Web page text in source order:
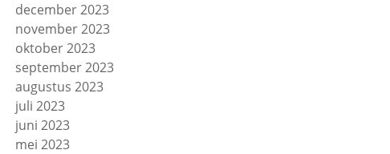
december 2023
november 2023
oktober 2023
september 2023
augustus 2023
juli 2023
juni 2023
mei 2023